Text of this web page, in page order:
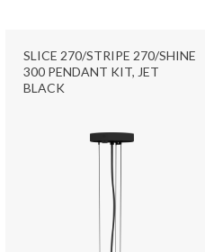
SLICE 270/STRIPE 270/SHINE
300 PENDANT KIT, JET
BLACK